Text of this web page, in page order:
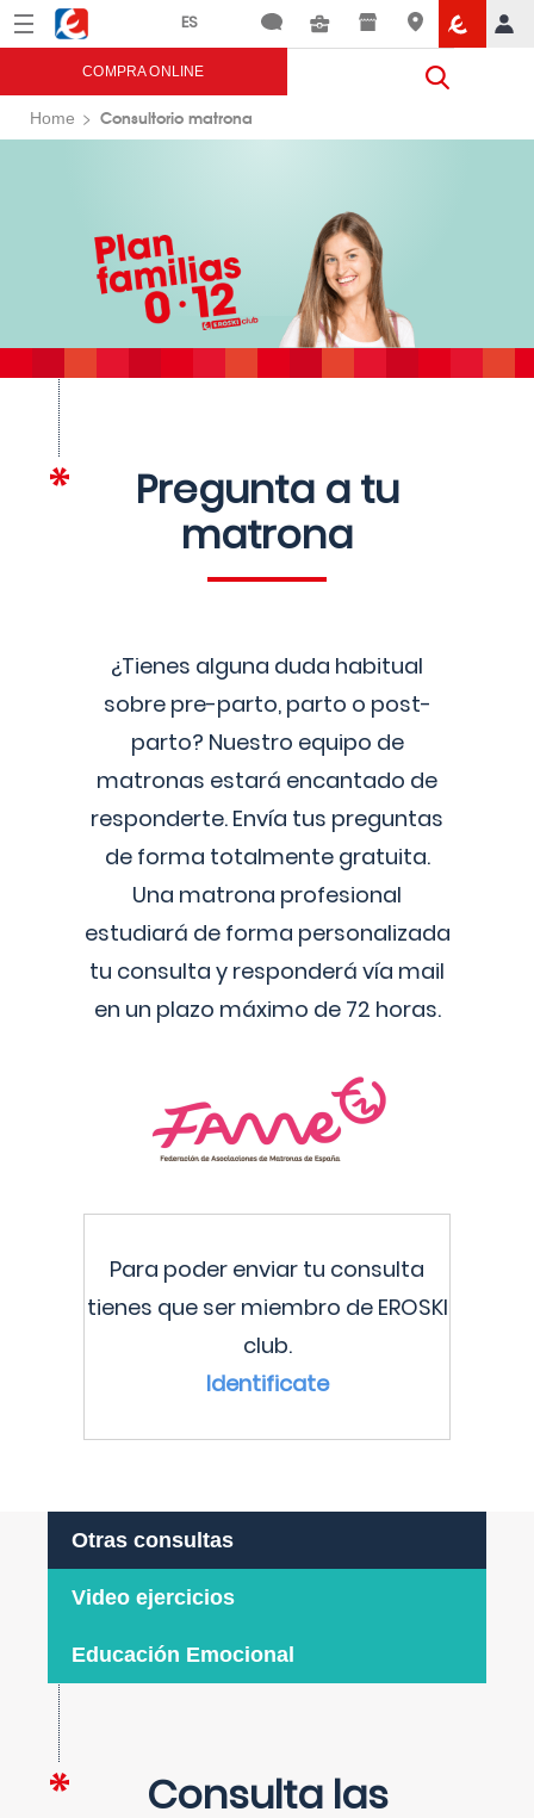
Menú Eroski
COMPRA ONLINE
Home Consultorio matrona
Pregunta a tu
matrona
¿Tienes alguna duda habitual
sobre pre-parto, parto o post-
parto? Nuestro equipo de
matronas estará encantado de
responderte. Envía tus preguntas
de forma totalmente gratuita.
Una matrona profesional
estudiará de forma personalizada
tu consulta y responderá vía mail
en un plazo máximo de 72 horas.
Para poder enviar tu consulta
tienes que ser miembro de EROSKI
club.
Identificate
Otras consultas
Video ejercicios
Educación Emocional
Consulta las